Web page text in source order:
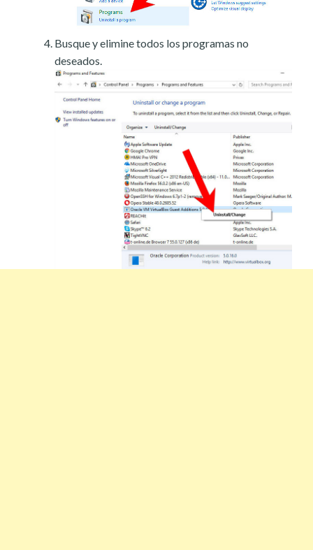
Busque y elimine todos los programas no
deseados.